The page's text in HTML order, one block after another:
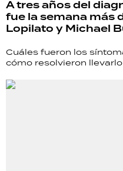
A tres años del
fue la semana más
Lopilato y Michael
Cuáles fueron los
cómo resolvieron